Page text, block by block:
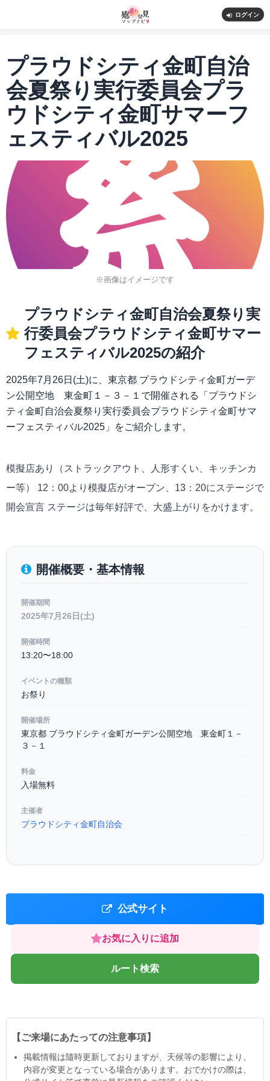
ログイン
プラウドシティ金町自治
会夏祭り実行委員会プラ
ウドシティ金町サマーフ
ェスティバル2025
※画像はイメージです
プラウドシティ金町自治会夏祭り実
行委員会プラウドシティ金町サマー
フェスティバル2025の紹介
2025年7月26日(土)に、東京都 プラウドシティ金町ガーデ
ン公開空地 東金町１－３－１で開催される「プラウドシ
ティ金町自治会夏祭り実行委員会プラウドシティ金町サマ
ーフェスティバル2025」をご紹介します。
模擬店あり（ストラックアウト、人形すくい、キッチンカ
ー等） 12：00より模擬店がオープン、13：20にステージで
開会宣言 ステージは毎年好評で、大盛上がりをかけます。
開催概要・基本情報
開催期間
2025年7月26日(土)
開催時間
13:20〜18:00
イベントの種類
お祭り
開催場所
東京都 プラウドシティ金町ガーデン公開空地 東金町１－
３－１
料金
入場無料
主催者
プラウドシティ金町自治会
公式サイト
お気に入りに追加
ルート検索
【ご来場にあたっての注意事項】
掲載情報は隨時更新しておりますが、天候等の影響により、
内容が変更となっている場合があります。おでかけの際は、